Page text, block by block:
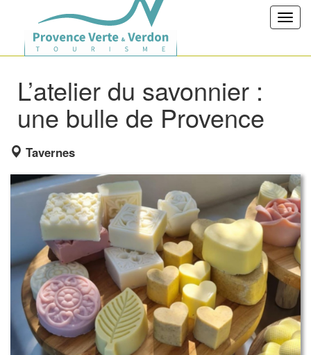
L’atelier du savonnier :
une bulle de Provence
Tavernes